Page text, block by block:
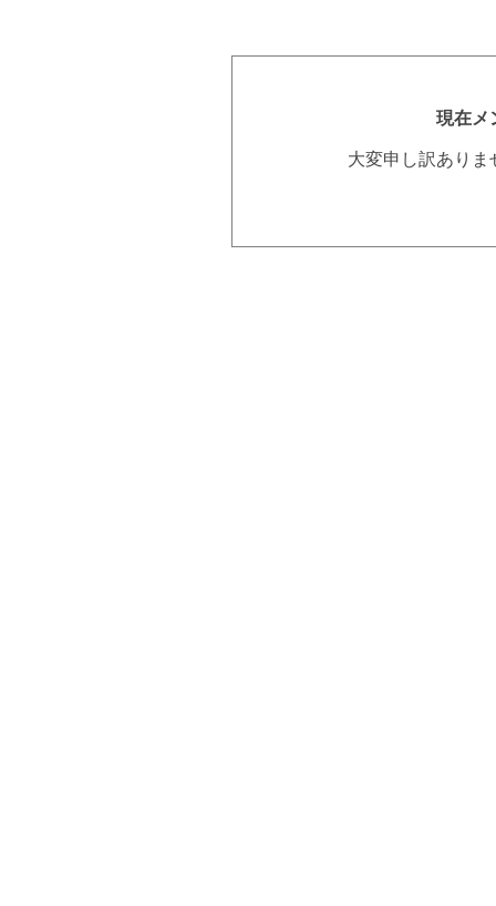
現在メ
大変申し訳あり